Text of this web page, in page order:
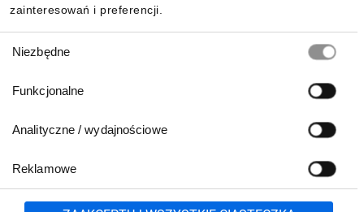
zainteresowań i preferencji.
zgody
Niezbędne
Funkcjonalne
Analityczne / wydajnościowe
Reklamowe
801 500 700 lub 71 37 61 600